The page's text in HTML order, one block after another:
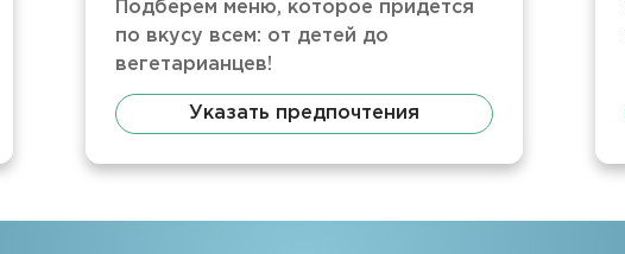
Подберем меню, которое придется
по вкусу всем: от детей до
вегетарианцев!
Указать предпочтения